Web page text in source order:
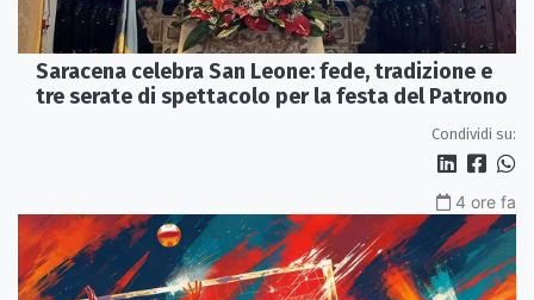
Saracena celebra San Leone: fede, tradizione e
tre serate di spettacolo per la festa del Patrono
Condividi su:
4 ore fa